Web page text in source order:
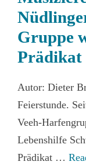
Gruppe
Prädikat
Autor: Dieter
Feierstunde.
Veeh-
Lebenshilfe
Prädikat …